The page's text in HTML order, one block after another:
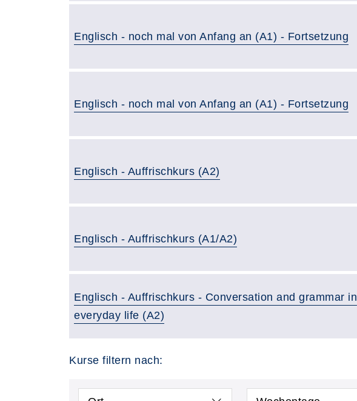
Englisch - noch mal von Anfang an (A1) - Fortsetzung
Englisch - noch mal von Anfang an (A1) - Fortsetzung
Englisch - Auffrischkurs (A2)
Englisch - Auffrischkurs (A1/A2)
Englisch - Auffrischkurs - Conversation and grammar in
everyday life (A2)
Kurse filtern nach: